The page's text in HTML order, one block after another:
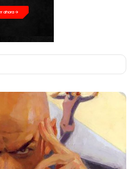
ahora